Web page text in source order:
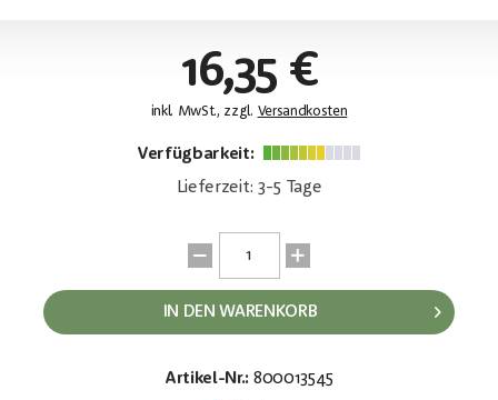
16,35 €
inkl. MwSt., zzgl. Versandkosten
Verfügbarkeit:
Lieferzeit: 3-5 Tage
IN DEN WARENKORB
Artikel-Nr.: 800013545